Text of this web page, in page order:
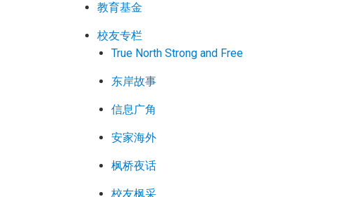
教育基金
校友专栏
True North Strong and Free
东岸故事
信息广角
安家海外
枫桥夜话
校友枫采